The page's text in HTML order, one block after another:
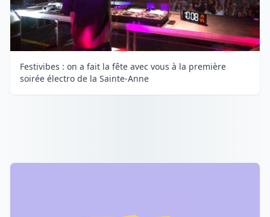
Festivibes : on a fait la fête avec vous à la première
soirée électro de la Sainte-Anne